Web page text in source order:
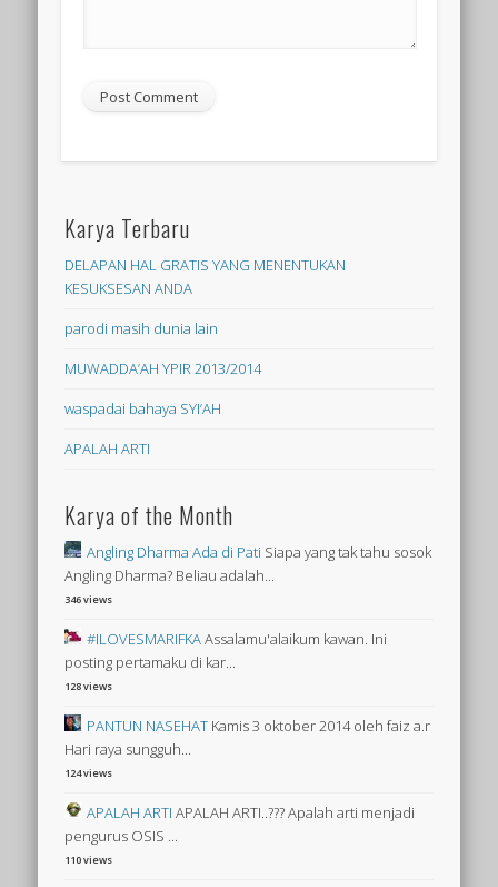
Karya Terbaru
DELAPAN HAL GRATIS YANG MENENTUKAN
KESUKSESAN ANDA
parodi masih dunia lain
MUWADDA’AH YPIR 2013/2014
waspadai bahaya SYI’AH
APALAH ARTI
Karya of the Month
Angling Dharma Ada di Pati Siapa yang tak tahu sosok
Angling Dharma? Beliau adalah...
346 views
#ILOVESMARIFKAAssalamu'alaikum kawan. Ini
posting pertamaku di kar...
128 views
PANTUN NASEHAT Kamis 3 oktober 2014 oleh faiz a.r
Hari raya sungguh...
124 views
APALAH ARTI APALAH ARTI..??? Apalah arti menjadi
pengurus OSIS ...
110 views